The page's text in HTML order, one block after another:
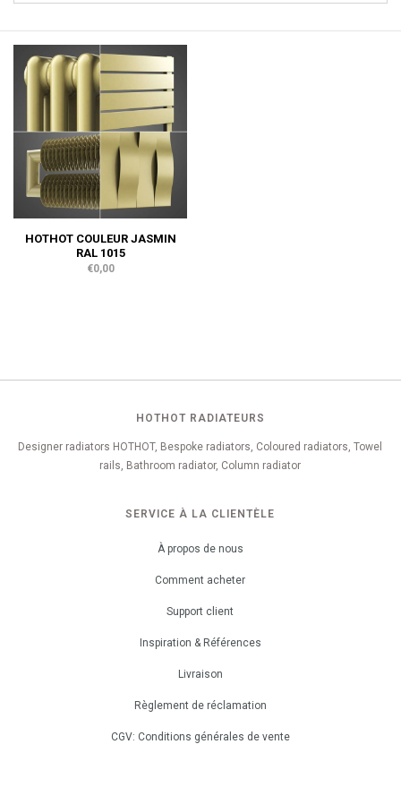
HOTHOT COULEUR JASMIN
RAL 1015
€0,00
HOTHOT RADIATEURS
Designer radiators HOTHOT, Bespoke radiators, Coloured radiators, Towel
rails, Bathroom radiator, Column radiator
SERVICE À LA CLIENTÈLE
À propos de nous
Comment acheter
Support client
Inspiration & Références
Livraison
Règlement de réclamation
CGV: Conditions générales de vente